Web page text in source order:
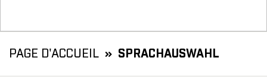
PAGE D'ACCUEIL SPRACHAUSWAHL